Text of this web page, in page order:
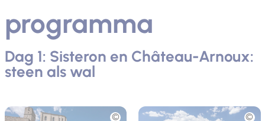
programma
Dag 1: Sisteron en Château-Arnoux:
steen als wal
Foto Foto